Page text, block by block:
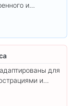
и
для
и